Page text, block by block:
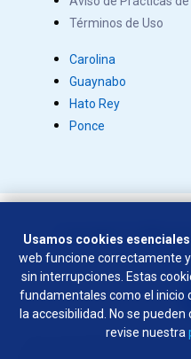
Términos de Uso
Carolina
Guaynabo
Hato Rey
Ponce
Copyright © 2026
No se permiten armas de
Usamos cookies esenciales
web funcione correctamente
sin interrupciones. Estas
fundamentales como el inicio
la accesibilidad. No se
revise nuestra